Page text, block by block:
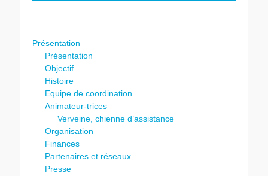
Présentation
Présentation
Objectif
Histoire
Equipe de coordination
Animateur-trices
Verveine, chienne d’assistance
Organisation
Finances
Partenaires et réseaux
Presse